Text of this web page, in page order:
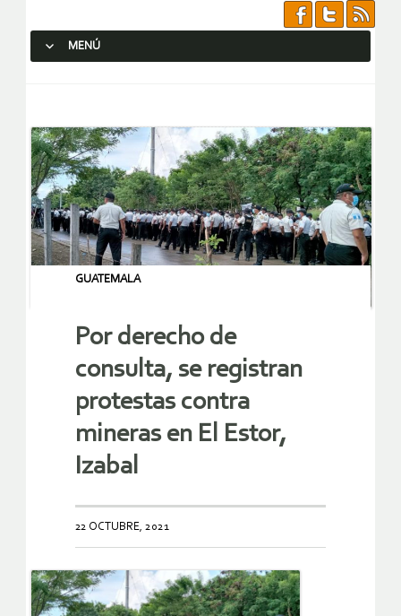
MENÚ
GUATEMALA
Por derecho de
consulta, se registran
protestas contra
mineras en El Estor,
Izabal
22 OCTUBRE, 2021